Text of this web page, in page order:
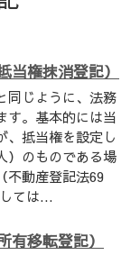
権抹消登記）
同じように、法務
す。基本的には当
、抵当権を設定し
）のものである場
不動産登記法69
ては...
移転登記）